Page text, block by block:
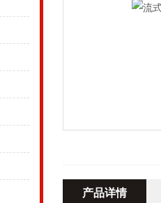
产品详情